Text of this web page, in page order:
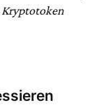
Kryptotoken